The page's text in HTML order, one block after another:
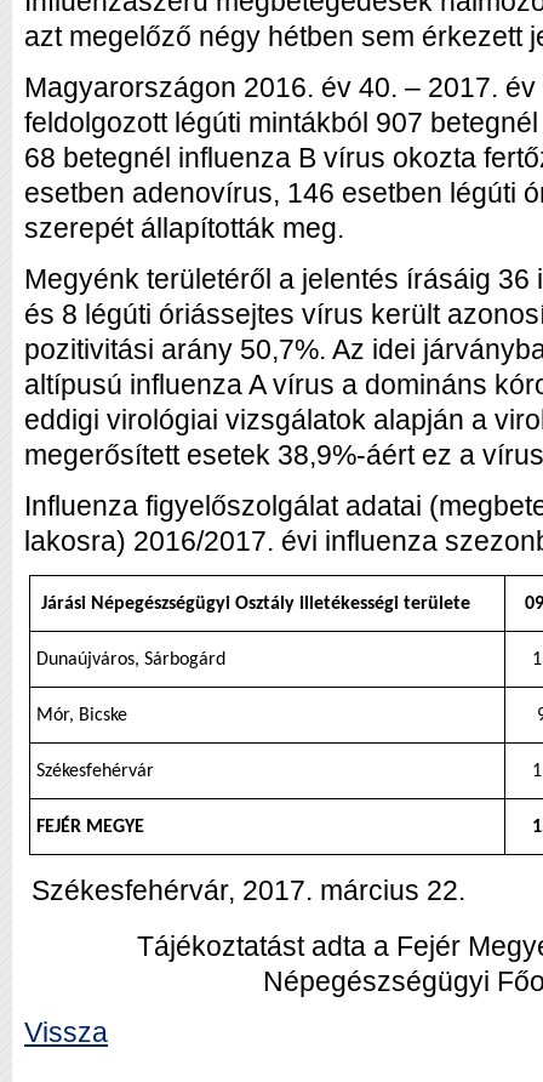
azt megelőző négy hétben sem érkezett
Magyarországon 2016. év 40. – 2017.
feldolgozott légúti mintákból 907
68 betegnél influenza B vírus okozta
esetben adenovírus, 146 esetben légúti
szerepét állapították meg.
Megyénk területéről a jelentés írásáig 36
és 8 légúti óriássejtes vírus került
pozitivitási arány 50,7%. Az idei
altípusú influenza A vírus a domináns
eddigi virológiai vizsgálatok alapján a
megerősített esetek 38,9%-áért ez a
Influenza figyelőszolgálat adatai
lakosra) 2016/2017. évi influenza
Járási Népegészségügyi Osztály illetékességi területe
Dunaújváros, Sárbogárd
Mór, Bicske
Székesfehérvár
FEJÉR MEGYE
Székesfehérvár, 2017. március 22.
Tájékoztatást adta a Fejér
Népegészségügyi
Vissza